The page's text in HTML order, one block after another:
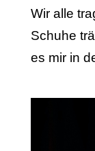
Wir alle
Schuhe
es mir in